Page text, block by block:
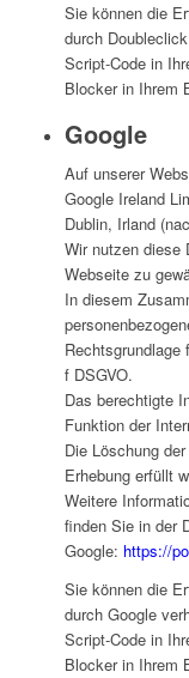
Sie können die
durch
Script-Code in
Blocker in Ihrem
Google
Auf unserer
Google Ireland
Dublin, Irland
Wir nutzen diese
Webseite zu
In diesem
f DSGVO.
Das berechtigte
Funktion der
Die Löschung
Erhebung erfüllt
Weitere
finden Sie in der
Google: https://
Sie können die
durch Google
Script-Code in
Blocker in Ihrem